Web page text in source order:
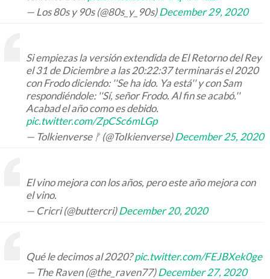
— Los 80s y 90s (@80s_y_90s)December 29, 2020
Si empiezas la versión extendida de El Retorno del Rey
el 31 de Diciembre a las 20:22:37 terminarás el 2020
con Frodo diciendo: ''Se ha ido. Ya está'' y con Sam
respondiéndole: ''Sí, señor Frodo. Al fin se acabó.''
Acabad el año como es debido.
pic.twitter.com/ZpCSc6mLGp
— Tolkienverse ᚠ (@ToIkienverse)December 25, 2020
El vino mejora con los años, pero este año mejora con
el vino.
— Cricri (@buttercri)December 20, 2020
Qué le decimos al 2020?pic.twitter.com/FEJBXek0ge
— The Raven (@the_raven77)December 27, 2020